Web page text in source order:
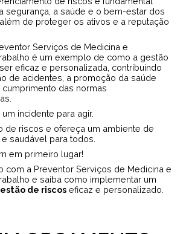
segurança, a saúde e o bem-estar dos
de proteger os ativos e a reputação
Serviços de Medicina e
é um exemplo de como a gestão
eficaz e personalizada, contribuindo
de acidentes, a promoção da saúde
das normas
incidente para agir.
de riscos e ofereça um ambiente de
saudável para todos.
em primeiro lugar!
com a Preventor Serviços de Medicina e
e saiba como implementar um
de riscos eficaz e personalizado.